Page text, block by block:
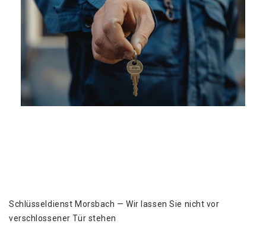
Schlüsseldienst Morsbach — Wir lassen Sie nicht vor
verschlossener Tür stehen